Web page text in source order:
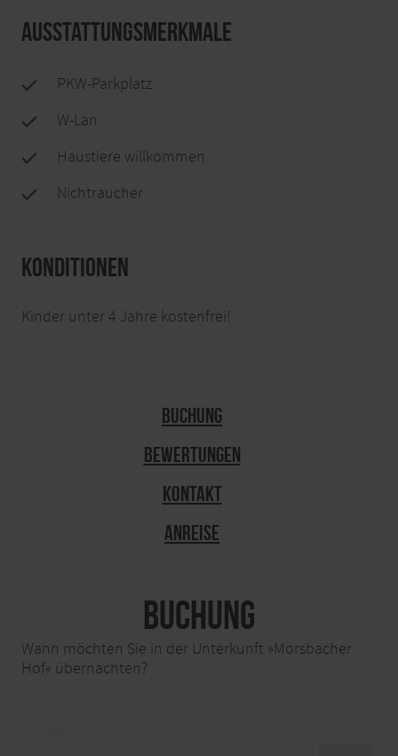
Ausstattungsmerkmale
PKW-Parkplatz
W-Lan
Haustiere willkommen
Nichtraucher
Konditionen
Kinder unter 4 Jahre kostenfrei!
Buchung
Bewertungen
Kontakt
Anreise
Buchung
Wann möchten Sie in der Unterkunft »Morsbacher
Hof« übernachten?